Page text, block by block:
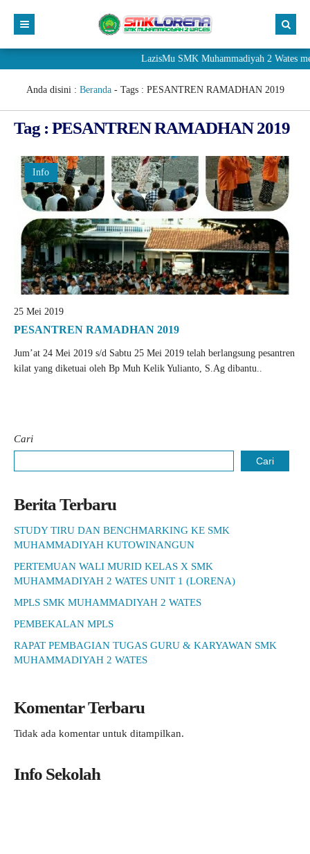
LazisMu SMK Muhammadiyah 2 Wates
Anda disini : Beranda- Tags : PESANTREN RAMADHAN 2019
Tag : PESANTREN RAMADHAN 2019
Info
25 Mei 2019
PESANTREN RAMADHAN 2019
Jum’at 24 Mei 2019 s/d Sabtu 25 Mei 2019 telah berlangsung pesantren
kilat yang diketuai oleh Bp Muh Kelik Yulianto, S.Ag dibantu..
Cari
Cari
Berita Terbaru
STUDY TIRU DAN BENCHMARKING KE SMK
MUHAMMADIYAH KUTOWINANGUN
PERTEMUAN WALI MURID KELAS X SMK
MUHAMMADIYAH 2 WATES UNIT 1 (LORENA)
MPLS SMK MUHAMMADIYAH 2 WATES
PEMBEKALAN MPLS
RAPAT PEMBAGIAN TUGAS GURU & KARYAWAN SMK
MUHAMMADIYAH 2 WATES
Komentar Terbaru
Tidak ada komentar untuk ditampilkan.
Info Sekolah